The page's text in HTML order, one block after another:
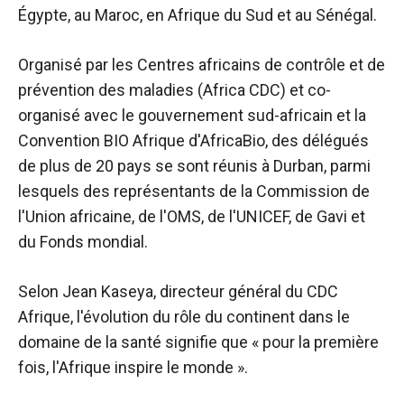
Égypte, au Maroc, en Afrique du Sud et au Sénégal.
Organisé par les Centres africains de contrôle et de
prévention des maladies (Africa CDC) et co-
organisé avec le gouvernement sud-africain et la
Convention BIO Afrique d'AfricaBio, des délégués
de plus de 20 pays se sont réunis à Durban, parmi
lesquels des représentants de la Commission de
l'Union africaine, de l'OMS, de l'UNICEF, de Gavi et
du Fonds mondial.
Selon Jean Kaseya, directeur général du CDC
Afrique, l'évolution du rôle du continent dans le
domaine de la santé signifie que « pour la première
fois, l'Afrique inspire le monde ».